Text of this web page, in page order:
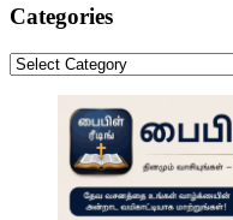
results
Categories
Categories